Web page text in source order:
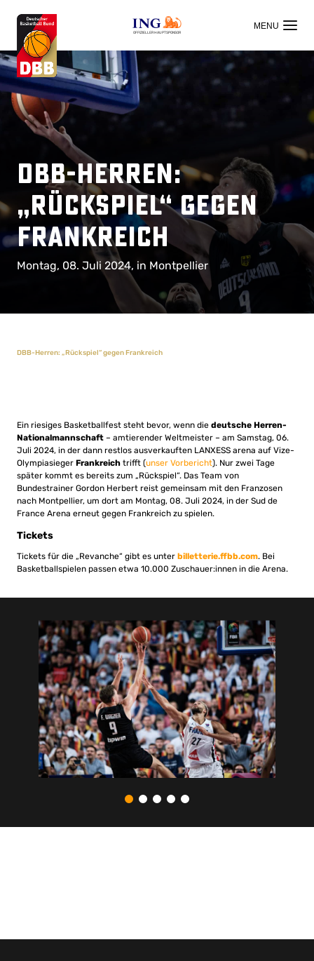
OFFIZIELLER HAUPTSPONSOR
DBB-Herren:
„Rückspiel“ gegen
Frankreich
Montag, 08. Juli 2024, in Montpellier
DBB-Herren: „Rückspiel“ gegen Frankreich
Ein riesiges Basketballfest steht bevor, wenn die deutsche Herren-
Nationalmannschaft – amtierender Weltmeister – am Samstag, 06.
Juli 2024, in der dann restlos ausverkauften LANXESS arena auf Vize-
Olympiasieger Frankreich trifft (unser Vorbericht). Nur zwei Tage
später kommt es bereits zum „Rückspiel“. Das Team von
Bundestrainer Gordon Herbert reist gemeinsam mit den Franzosen
nach Montpellier, um dort am Montag, 08. Juli 2024, in der Sud de
France Arena erneut gegen Frankreich zu spielen.
Tickets
Tickets für die „Revanche“ gibt es unter billetterie.ffbb.com. Bei
Basketballspielen passen etwa 10.000 Zuschauer:innen in die Arena.